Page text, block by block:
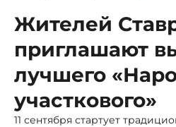
Жителей
приглашают
лучшего
участкового»
11 сентября стартует